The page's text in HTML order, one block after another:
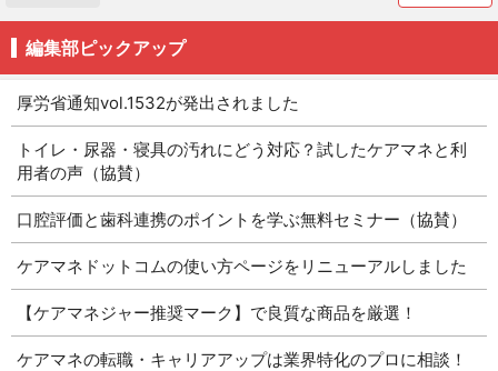
編集部ピックアップ
厚労省通知vol.1532が発出されました
トイレ・尿器・寝具の汚れにどう対応？試したケアマネと利
用者の声（協賛）
口腔評価と歯科連携のポイントを学ぶ無料セミナー（協賛）
ケアマネドットコムの使い方ページをリニューアルしました
【ケアマネジャー推奨マーク】で良質な商品を厳選！
ケアマネの転職・キャリアアップは業界特化のプロに相談！